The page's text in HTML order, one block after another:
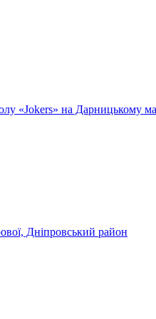
«Jokers» на Дарницькому
Дніпровський район